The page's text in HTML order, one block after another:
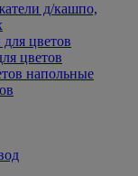
д/кашпо,
цветов
цветов
напольные